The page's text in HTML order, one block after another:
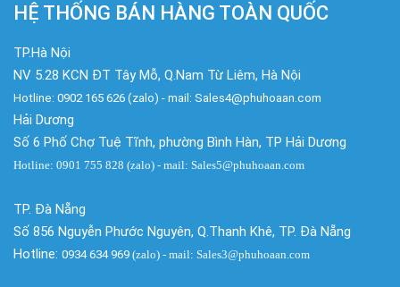
HỆ THỐNG BÁN HÀNG TOÀN QUỐC
TP.Hà Nội
NV 5.28 KCN ĐT Tây Mỗ, Q.Nam Từ Liêm, Hà Nội
Hotline: 0902 165 626 (zalo) - mail: Sales4@phuhoaan.com
Hải Dương
Số 6 Phố Chợ Tuệ Tĩnh, phường Bình Hàn, TP Hải Dương
Hotline: 0901 755 828 (zalo) - mail: Sales5@phuhoaan.com
TP. Đà Nẵng
Số 856 Nguyễn Phước Nguyên, Q.Thanh Khê, TP. Đà Nẵng
Hotline: 0934 634 969 (zalo) - mail: Sales3@phuhoaan.com